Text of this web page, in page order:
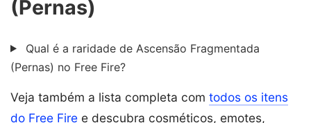
(Pernas)
Qual é a raridade de Ascensão Fragmentada
(Pernas) no Free Fire?
Veja também a lista completa com todos os itens
do Free Fire e descubra cosméticos, emotes,